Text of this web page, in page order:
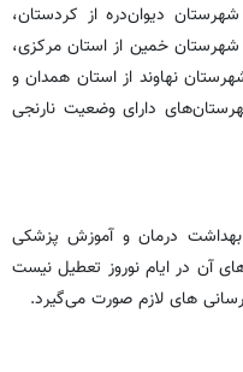
دیوان‌دره از کردستان،
خمین از استان مرکزی،
نهاوند از استان همدان و
دارای وضعیت نارنجی
درمان و آموزش پزشکی
آن در ایام نوروز تعطیل نیست
های لازم صورت می‌گیرد.